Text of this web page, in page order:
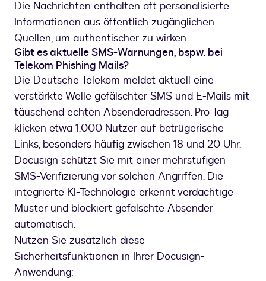
Die Nachrichten enthalten oft personalisierte
Informationen aus öffentlich zugänglichen
Quellen, um authentischer zu wirken.
Gibt es aktuelle SMS-Warnungen, bspw. bei
Telekom Phishing Mails?
Die Deutsche Telekom meldet aktuell eine
verstärkte Welle gefälschter SMS und E-Mails mit
täuschend echten Absenderadressen. Pro Tag
klicken etwa 1.000 Nutzer auf betrügerische
Links, besonders häufig zwischen 18 und 20 Uhr.
Docusign schützt Sie mit einer mehrstufigen
SMS-Verifizierung vor solchen Angriffen. Die
integrierte KI-Technologie erkennt verdächtige
Muster und blockiert gefälschte Absender
automatisch.
Nutzen Sie zusätzlich diese
Sicherheitsfunktionen in Ihrer Docusign-
Anwendung: